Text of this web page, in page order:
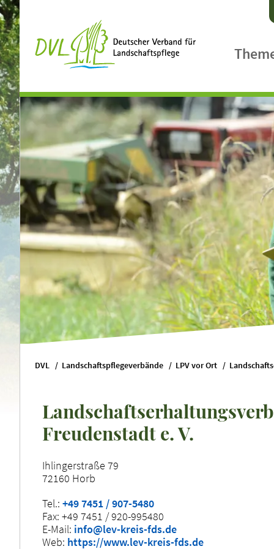
DVL Landschaftspflegeverbände LPV vor Ort
Freudenstadt e. V.
Ihlingerstraße 79
72160 Horb
Tel.: +49 7451 / 907-5480
Fax: +49 7451 / 920-995480
E-Mail: info@lev-kreis-fds.de
Web: https://www.lev-kreis-fds.de